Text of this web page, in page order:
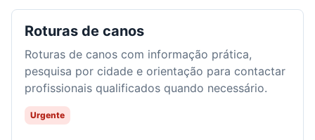
Roturas de canos
Roturas de canos com informação prática,
pesquisa por cidade e orientação para contactar
profissionais qualificados quando necessário.
Urgente